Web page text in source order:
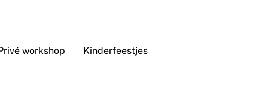
workshop Kinderfeestjes